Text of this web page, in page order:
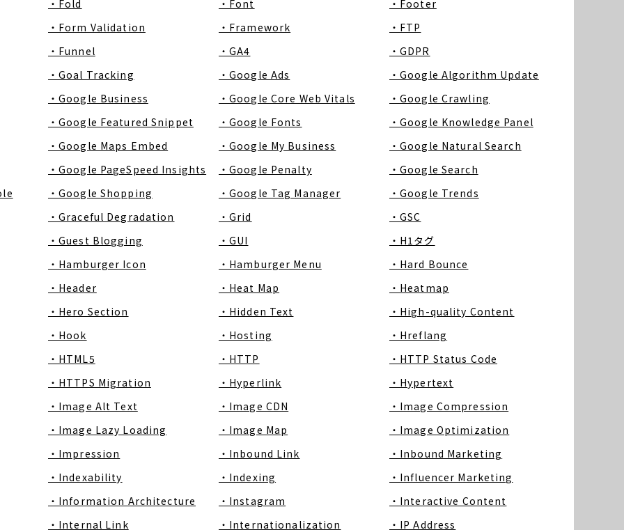
・Fold
・Font
・Footer
・Form Validation
・Framework
・FTP
・Funnel
・GA4
・GDPR
・Goal Tracking
・Google Ads
・Google Algorithm Update
・Google Business
・Google Core Web Vitals
・Google Crawling
・Google Featured Snippet
・Google Fonts
・Google Knowledge Panel
・Google Maps Embed
・Google My Business
・Google Natural Search
・Google PageSpeed Insights
・Google Penalty
・Google Search
・Google Shopping ・Google Tag Manager
・Google Trends
・Graceful Degradation
・Grid
・GSC
・Guest Blogging
・GUI
・H1タグ
・Hamburger Icon
・Hamburger Menu
・Hard Bounce
・Header
・Heat Map
・Heatmap
・Hero Section
・Hidden Text
・High-quality Content
・Hook
・Hosting
・Hreflang
・HTML5
・HTTP
・HTTP Status Code
・HTTPS Migration
・Hyperlink
・Hypertext
・Image Alt Text
・Image CDN
・Image Compression
・Image Lazy Loading
・Image Map
・Image Optimization
・Impression
・Inbound Link
・Inbound Marketing
・Indexability
・Indexing
・Influencer Marketing
・Information Architecture
・Instagram
・Interactive Content
・Internal Link
・Internationalization ・IP Address